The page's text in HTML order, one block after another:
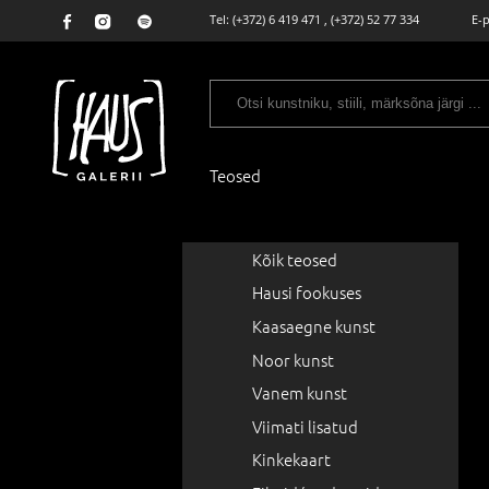
Tel: (+372) 6 419 471 , (+372) 52 77 334 E-
Teosed
Kõik teosed
Hausi fookuses
Kaasaegne kunst
Noor kunst
Vanem kunst
Viimati lisatud
Kinkekaart